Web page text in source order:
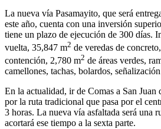
La nueva vía Pasamayito, que será
este año, cuenta con una inversión
tiene un plazo de ejecución de 300 días.
vuelta, 35,847 m2 de veredas de
contención, 2,780 m2 de áreas verdes,
camellones, tachas, bolardos,
En la actualidad, ir de Comas a San
por la ruta tradicional que pasa por el
3 horas. La nueva vía asfaltada será una
acortará ese tiempo a la sexta parte.